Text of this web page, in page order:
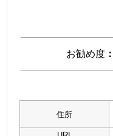
お勧め度：
住所